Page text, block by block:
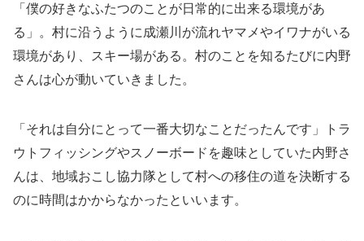
「僕の好きなふたつのことが日常的に出来る環境があ
る」。村に沿うように成瀬川が流れヤマメやイワナがいる
環境があり、スキー場がある。村のことを知るたびに内野
さんは心が動いていきました。
「それは自分にとって一番大切なことだったんです」トラ
ウトフィッシングやスノーボードを趣味としていた内野さ
んは、地域おこし協力隊として村への移住の道を決断する
のに時間はかからなかったといいます。